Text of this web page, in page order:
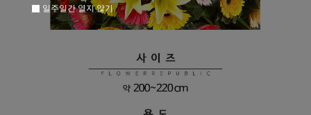
일주일간 열지 않기